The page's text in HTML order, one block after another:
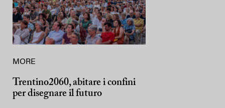
MORE
Trentino2060, abitare i confini
per disegnare il futuro